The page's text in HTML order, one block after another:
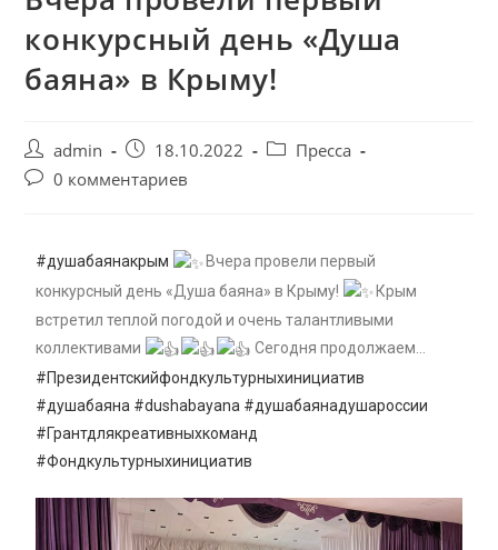
конкурсный день «Душа
баяна» в Крыму!
admin 18.10.2022
Пресса
0 комментариев
#душабаянакрым
Вчера провели первый
конкурсный день «Душа баяна» в Крыму!
Крым
встретил теплой погодой и очень талантливыми
коллективами
Сегодня продолжаем…
#Президентскийфондкультурныхинициатив
#душабаяна #dushabayana #душабаянадушароссии
#Грантдлякреативныхкоманд
#Фондкультурныхинициатив